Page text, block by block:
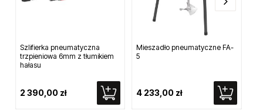
Szlifierka pneumatyczna
trzpieniowa 6mm z tłumikiem
hałasu
2 390,00 zł
Mieszadło pneumatyczne FA-
5
4 233,00 zł